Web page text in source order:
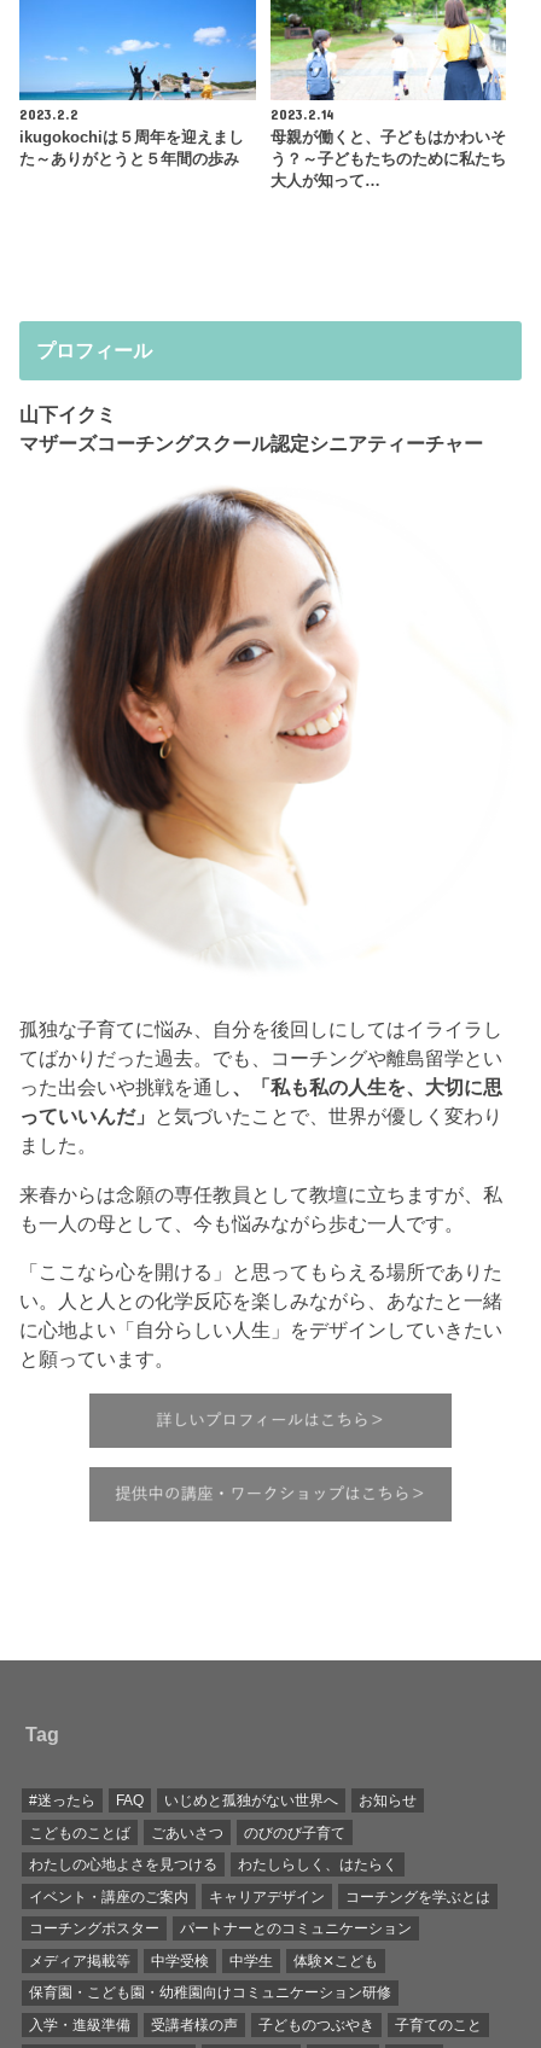
2023.2.2
ikugokochiは５周年を迎えまし
た～ありがとうと５年間の歩み
2023.2.14
母親が働くと、子どもはかわいそ
う？～子どもたちのために私たち
大人が知って…
プロフィール
山下イクミ
マザーズコーチングスクール認定シニアティーチャー
孤独な子育てに悩み、自分を後回しにしてはイライラし
てばかりだった過去。でも、コーチングや離島留学とい
った出会いや挑戦を通し、「私も私の人生を、大切に思
っていいんだ」 と気づいたことで、世界が優しく変わり
ました。
来春からは念願の専任教員として教壇に立ちますが、私
も一人の母として、今も悩みながら歩む一人です。
「ここなら心を開ける」と思ってもらえる場所でありた
い。人と人との化学反応を楽しみながら、あなたと一緒
に心地よい「自分らしい人生」をデザインしていきたい
と願っています。
Tag
#迷ったら FAQ いじめと孤独がない世界へ
お知らせ
こどものことば
ごあいさつ
のびのび子育て
わたしの心地よさを見つける
わたしらしく、はたらく
イベント・講座のご案内
キャリアデザイン
コーチングを学ぶとは
コーチングポスター
パートナーとのコミュニケーション
メディア掲載等
中学受検 中学生
体験✕こども
保育園・こども園・幼稚園向けコミュニケーション研修
入学・進級準備
受講者様の声 子どものつぶやき
子育てのこと